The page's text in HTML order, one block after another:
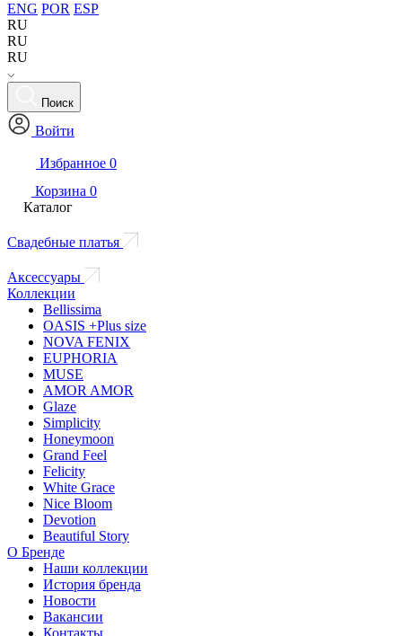
ENG POR ESP
RU
RU
RU
Поиск
Войти
Избранное 0
Корзина 0
Каталог
Свадебные платья
Аксессуары
Коллекции
Bellissima
OASIS +Plus size
NOVA FENIX
EUPHORIA
MUSE
AMOR AMOR
Glaze
Simplicity
Honeymoon
Grand Feel
Felicity
White Grace
Nice Bloom
Devotion
Beautiful Story
О Бренде
Наши коллекции
История бренда
Новости
Вакансии
Контакты